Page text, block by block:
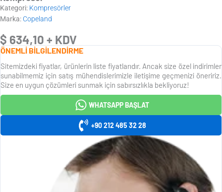
Kategori: Kompresörler
Marka: Copeland
$ 634,10 + KDV
ÖNEMLİ BİLGİLENDİRME
Sitemizdeki fiyatlar, ürünlerin liste fiyatlarıdır. Ancak size özel indirimler
sunabilmemiz için satış mühendislerimizle iletişime geçmenizi öneririz.
Size en uygun çözümleri sunmak için sabırsızlıkla bekliyoruz!
WHATSAPP BAŞLAT
+90 212 485 32 28